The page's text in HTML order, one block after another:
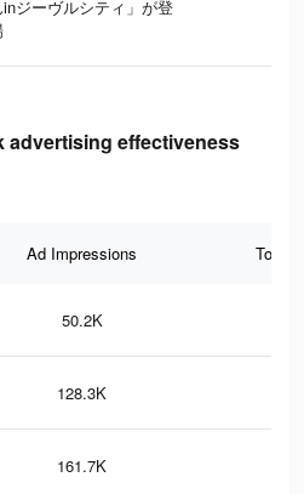
inジーヴルシティ」が登
advertising effectiveness
Ad Impressions Total
50.2K
128.3K
161.7K